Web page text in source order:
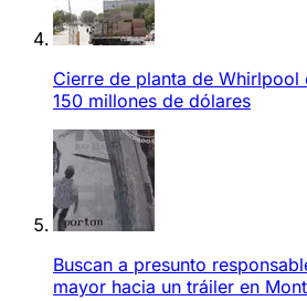
Cierre de planta de Whirlpool
150 millones de dólares
Buscan a presunto
mayor hacia un tráiler en